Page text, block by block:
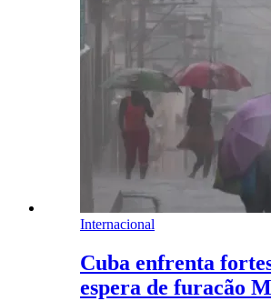
Internacional
Cuba enfrenta
espera de furacão